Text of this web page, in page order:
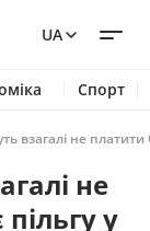
UA
Спорт
взагалі не платити
не
у